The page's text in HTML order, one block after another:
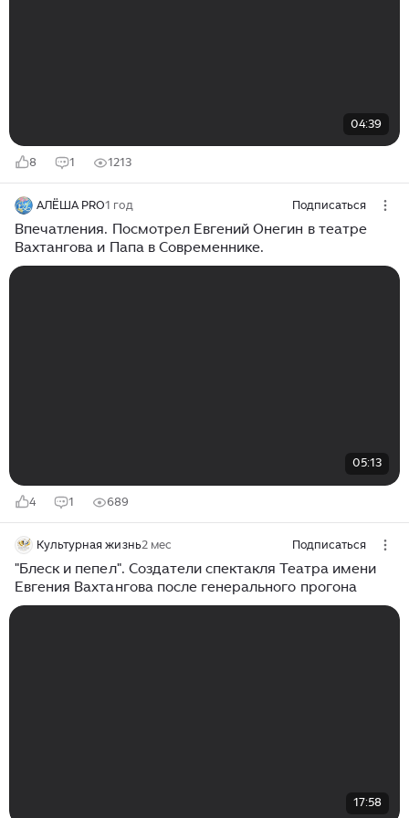
04:39
8 1 1213
АЛЁША PRO1 год Подписаться
Впечатления. Посмотрел Евгений Онегин в театре
Вахтангова и Папа в Современнике.
05:13
4 1 689
Культурная жизнь2 мес Подписаться
"Блеск и пепел". Создатели спектакля Театра имени
Евгения Вахтангова после генерального прогона
17:58